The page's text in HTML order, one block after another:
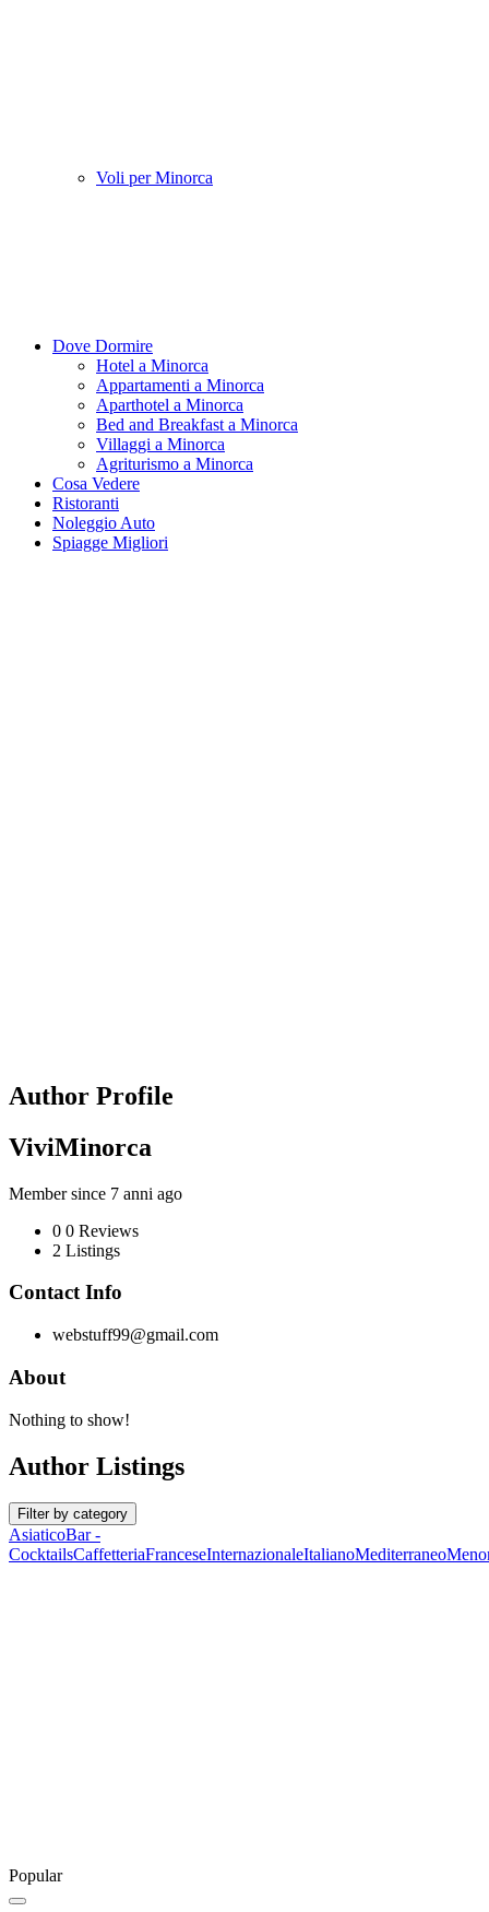
Voli per Minorca
Dove Dormire
Hotel a Minorca
Appartamenti a Minorca
Aparthotel a Minorca
Bed and Breakfast a Minorca
Villaggi a Minorca
Agriturismo a Minorca
Cosa Vedere
Ristoranti
Noleggio Auto
Spiagge Migliori
Author Profile
ViviMinorca
Member since 7 anni ago
0 0 Reviews
2 Listings
Contact Info
webstuff99@gmail.com
About
Nothing to show!
Author Listings
Filter by category
AsiaticoBar -
CocktailsCaffetteriaFranceseInternazionaleItalianoMediterraneo
Popular